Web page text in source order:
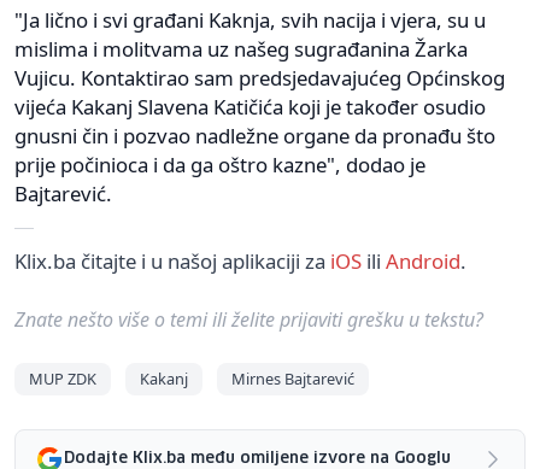
"Ja lično i svi građani Kaknja, svih nacija i vjera, su u
mislima i molitvama uz našeg sugrađanina Žarka
Vujicu. Kontaktirao sam predsjedavajućeg Općinskog
vijeća Kakanj Slavena Katičića koji je također osudio
gnusni čin i pozvao nadležne organe da pronađu što
prije počinioca i da ga oštro kazne", dodao je
Bajtarević.
Klix.ba čitajte i u našoj aplikaciji za iOS ili Android.
Znate nešto više o temi ili želite prijaviti grešku u tekstu?
MUP ZDK Kakanj Mirnes Bajtarević
Dodajte Klix.ba među omiljene izvore na Googlu